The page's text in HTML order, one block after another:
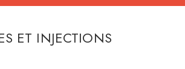
ET INJECTIONS